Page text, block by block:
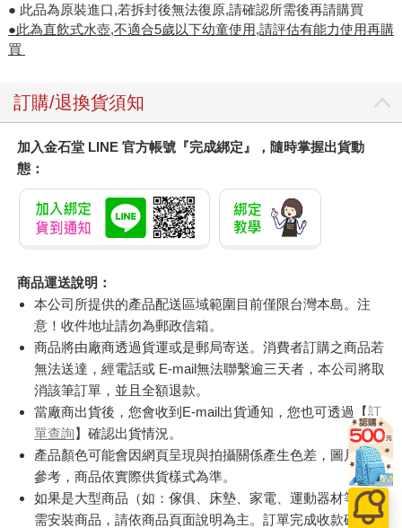
● 此品為原裝進口,若拆封後無法復原,請確認所需後再請購買
●此為直飲式水壺,不適合5歲以下幼童使用,請評估有能力使用再購
買
訂購/退換貨須知
加入金石堂 LINE 官方帳號『完成綁定』，隨時掌握出貨動
態：
商品運送說明：
本公司所提供的產品配送區域範圍目前僅限台灣本島。注
意！收件地址請勿為郵政信箱。
商品將由廠商透過貨運或是郵局寄送。消費者訂購之商品若
無法送達，經電話或 E-mail無法聯繫逾三天者，本公司將取
消該筆訂單，並且全額退款。
當廠商出貨後，您會收到E-mail出貨通知，您也可透過【訂
單查詢】確認出貨情況。
產品顏色可能會因網頁呈現與拍攝關係產生色差，圖片僅供
參考，商品依實際供貨樣式為準。
如果是大型商品（如：傢俱、床墊、家電、運動器材等）及
需安裝商品，請依商品頁面說明為主。訂單完成收款確認